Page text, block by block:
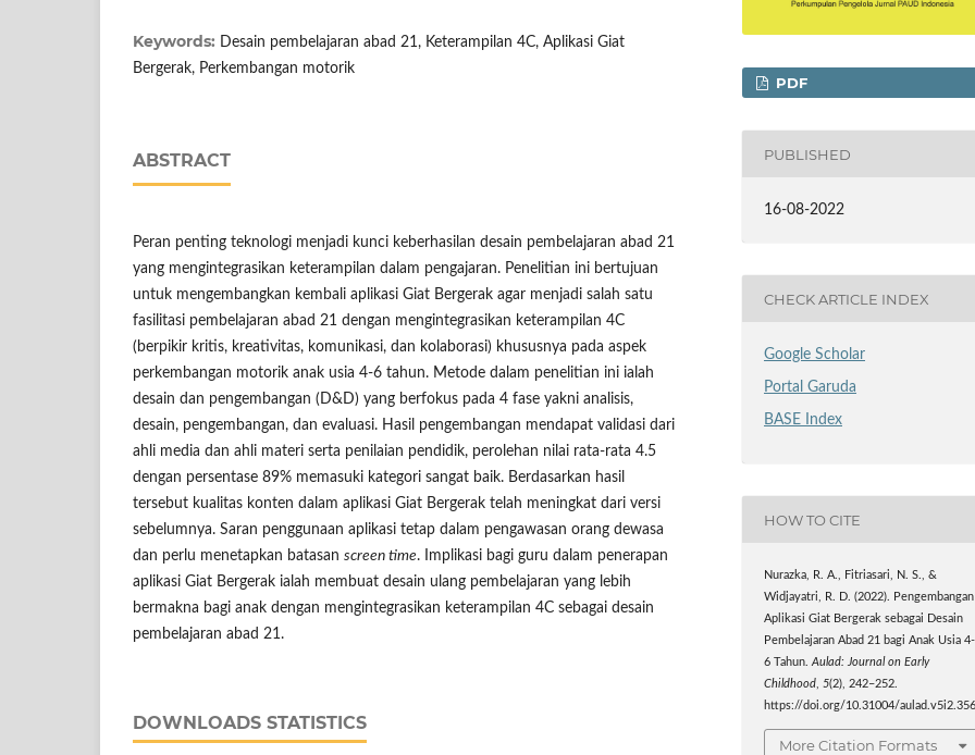
Keywords: Desain pembelajaran abad 21, Keterampilan 4C, Aplikasi Giat
Bergerak, Perkembangan motorik
ABSTRACT
Peran penting teknologi menjadi kunci keberhasilan desain pembelajaran abad 21
yang mengintegrasikan keterampilan dalam pengajaran. Penelitian ini bertujuan
untuk mengembangkan kembali aplikasi Giat Bergerak agar menjadi salah satu
fasilitasi pembelajaran abad 21 dengan mengintegrasikan keterampilan 4C
(berpikir kritis, kreativitas, komunikasi, dan kolaborasi) khususnya pada aspek
perkembangan motorik anak usia 4-6 tahun. Metode dalam penelitian ini ialah
desain dan pengembangan (D&D) yang berfokus pada 4 fase yakni analisis,
desain, pengembangan, dan evaluasi. Hasil pengembangan mendapat validasi dari
ahli media dan ahli materi serta penilaian pendidik, perolehan nilai rata-rata 4.5
dengan persentase 89% memasuki kategori sangat baik. Berdasarkan hasil
tersebut kualitas konten dalam aplikasi Giat Bergerak telah meningkat dari versi
sebelumnya. Saran penggunaan aplikasi tetap dalam pengawasan orang dewasa
dan perlu menetapkan batasan screen time. Implikasi bagi guru dalam penerapan
aplikasi Giat Bergerak ialah membuat desain ulang pembelajaran yang lebih
bermakna bagi anak dengan mengintegrasikan keterampilan 4C sebagai desain
pembelajaran abad 21.
DOWNLOADS STATISTICS
PDF
PUBLISHED
16-08-2022
CHECK ARTICLE INDEX
Google Scholar
Portal Garuda
BASE Index
HOW TO CITE
Nurazka, R. A., Fitriasari, N. S., &
Widjayatri, R. D. (2022). Pengembangan
Aplikasi Giat Bergerak sebagai Desain
Pembelajaran Abad 21 bagi Anak Usia 4-
6 Tahun.Aulad: Journal on Early
Childhood,5(2), 242–252.
https://doi.org/10.31004/aulad.v5i2.356
More Citation Formats